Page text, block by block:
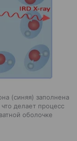
(синяя) заполнена
делает процесс
оболочке